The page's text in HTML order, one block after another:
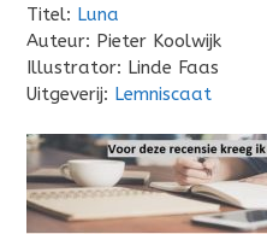
Titel: Luna
Auteur: Pieter Koolwijk
Illustrator: Linde Faas
Uitgeverij: Lemniscaat